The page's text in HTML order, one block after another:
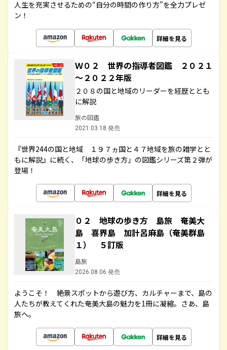
人生を充実させるための“自分の時間の作り方”を全力プレゼ
ン！
詳細を見る
Ｗ０２ 世界の指導者図鑑 ２０２１
～２０２２年版
２０８の国と地域のリーダーを経歴ととも
に解説
旅の図鑑
2021.03.18 発売
『世界244の国と地域 １９７ヵ国と４７地域を旅の雑学とと
もに解説』に続く、「地球の歩き方」の図鑑シリーズ第２弾が
登場！
詳細を見る
０２ 地球の歩き方 島旅 奄美大
島 喜界島 加計呂麻島（奄美群島
１） ５訂版
島旅
2026.08.06 発売
ようこそ！ 絶景スポットから遊び方、カルチャーまで、島の
人たちが教えてくれた奄美大島の魅力を1冊に凝縮。さあ、島
旅へ。
詳細を見る